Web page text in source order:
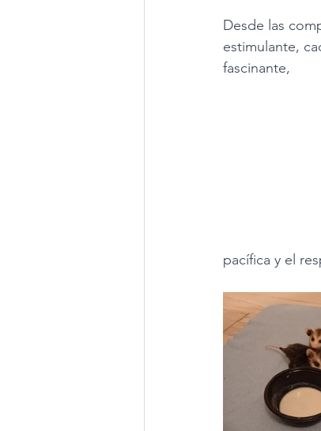
Desde las
estimulante,
fascinante,
pacífica y el